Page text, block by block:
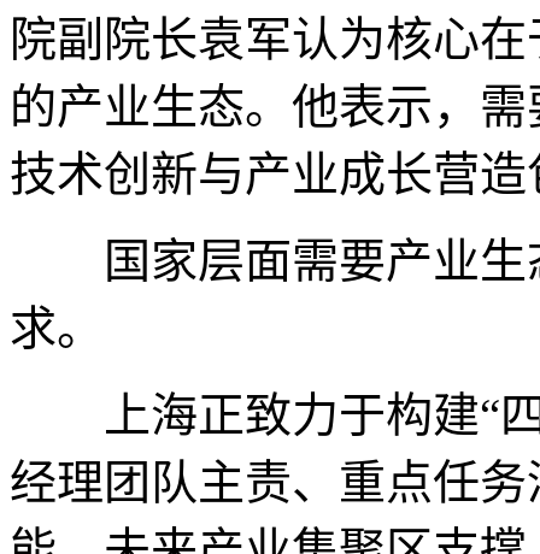
院副院长袁军认为核心
的产业生态。他表示，
技术创新与产业成长营
国家层面需要产业生
求。
上海正致力于构建“四
经理团队主责、重点任